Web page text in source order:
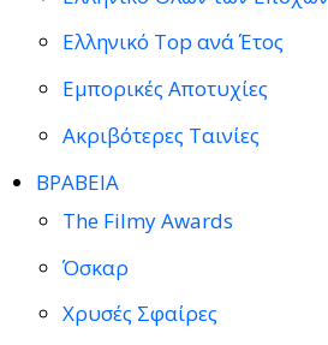
Ελληνικό Top ανά Έτος
Εμπορικές Αποτυχίες
Ακριβότερες Ταινίες
ΒΡΑΒΕΙΑ
The Filmy Awards
Όσκαρ
Χρυσές Σφαίρες